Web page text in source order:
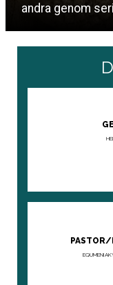
andra genom